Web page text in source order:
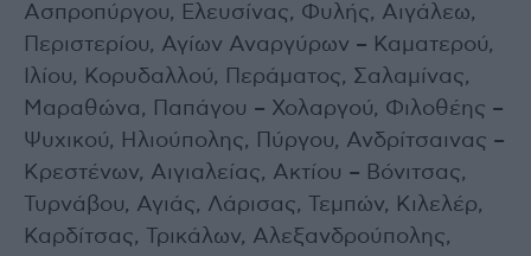
Ασπροπύργου, Ελευσίνας, Φυλής, Αιγάλεω,
Περιστερίου, Αγίων Αναργύρων – Καματερού,
Ιλίου, Κορυδαλλού, Περάματος, Σαλαμίνας,
Μαραθώνα, Παπάγου – Χολαργού, Φιλοθέης –
Ψυχικού, Ηλιούπολης, Πύργου, Ανδρίτσαινας –
Κρεστένων, Αιγιαλείας, Ακτίου – Βόνιτσας,
Τυρνάβου, Αγιάς, Λάρισας, Τεμπών, Κιλελέρ,
Καρδίτσας, Τρικάλων, Αλεξανδρούπολης,